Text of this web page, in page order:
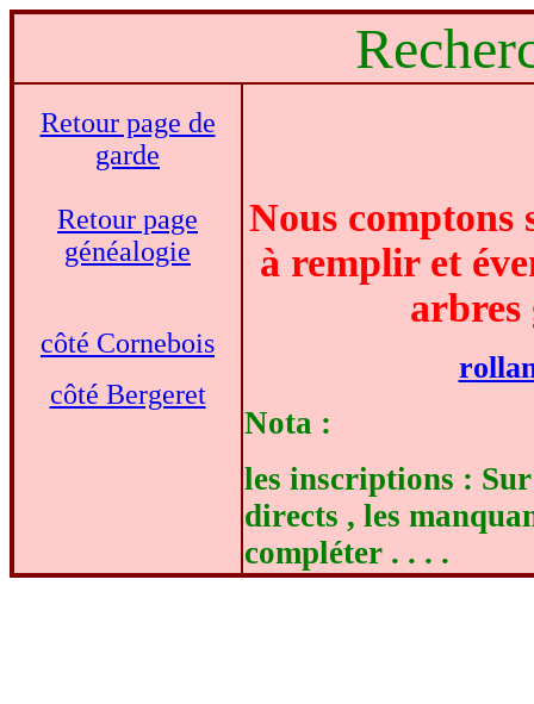
Retour page de
garde
Retour page
généalogie
côté Cornebois
côté Bergeret
Nous comptons
à remplir et
arbres
Nota :
les inscriptions :
directs , les
compléter . . . .